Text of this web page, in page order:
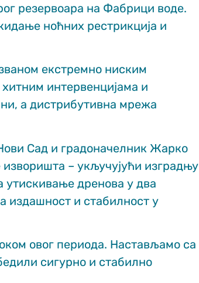
резервоара на Фабрици воде.
ноћних рестрикција и
екстремно ниским
интервенцијама и
а дистрибутивна мрежа
Сад и градоначелник Жарко
– укључујући изградњу
утискивање дренова у два
издашност и стабилност у
овог периода. Настављамо са
сигурно и стабилно